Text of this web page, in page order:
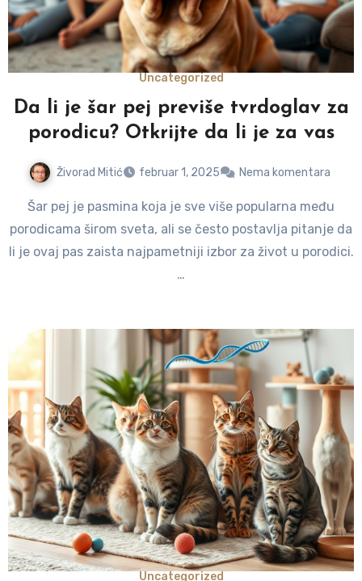
Uncategorized
Da li je šar pej previše tvrdoglav za
porodicu? Otkrijte da li je za vas
Živorad Mitić februar 1, 2025 Nema komentara
Šar pej je pasmina koja je sve više popularna među
porodicama širom sveta, ali se često postavlja pitanje da
li je ovaj pas zaista najpametniji izbor za život u porodici.
…
Uncategorized